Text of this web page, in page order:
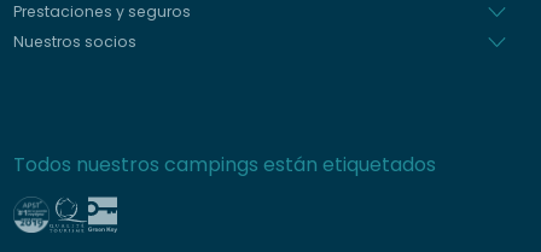
Prestaciones y seguros
Nuestros socios
Todos nuestros campings están etiquetados